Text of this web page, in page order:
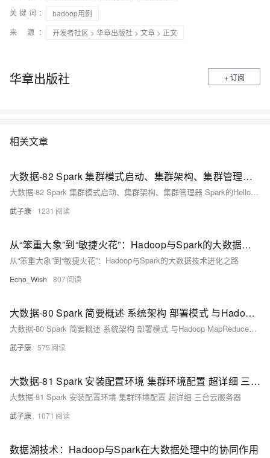
关键词：
hadoop用例
来 源：
开发者社区 > 华章出版社 > 文章 > 正文
华章出版社 + 订阅
相关文章
大数据-82 Spark 集群模式启动、集群架构、集群管理器 Spark的HelloWorld + Hadoop + HDFS
大数据-82 Spark 集群模式启动、集群架构、集群管理器 Spark的HelloWorld + Hadoop + HDFS
武子康 1231
从“笨重大象”到“敏捷火花”：Hadoop与Spark的大数据技术进化之路
从“笨重大象”到“敏捷火花”：Hadoop与Spark的大数据技术进化之路
Echo_Wish 807
大数据-80 Spark 简要概述 系统架构 部署模式 与Hadoop MapReduce对比
大数据-80 Spark 简要概述 系统架构 部署模式 与Hadoop MapReduce对比
武子康 575
大数据-81 Spark 安装配置环境 集群环境配置 超详细 三台云服务器
大数据-81 Spark 安装配置环境 集群环境配置 超详细 三台云服务器
武子康 1071
数据湖技术：Hadoop与Spark在大数据处理中的协同作用